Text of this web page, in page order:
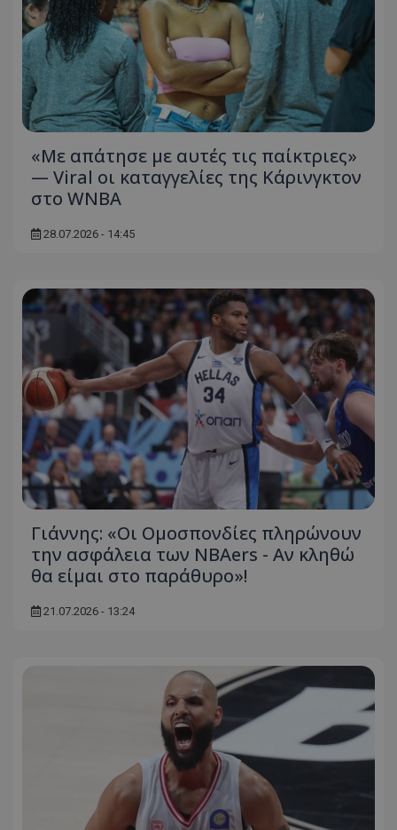
«Με απάτησε με αυτές τις παίκτριες»
— Viral οι καταγγελίες της Κάρινγκτον
στο WNBA
28.07.2026 - 14:45
Γιάννης: «Οι Ομοσπονδίες πληρώνουν
την ασφάλεια των NBAers - Αν κληθώ
θα είμαι στο παράθυρο»!
21.07.2026 - 13:24